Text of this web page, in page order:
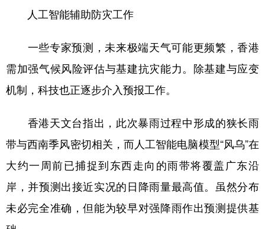
人工智能辅助防灾工作
一些专家预测，未来极端天气可能更频繁，香港
需加强气候风险评估与基建抗灾能力。除基建与应变
机制，科技也正逐步介入预报工作。
香港天文台指出，此次暴雨过程中形成的狭长雨
带与西南季风密切相关，而人工智能电脑模型“风乌”在
大约一周前已捕捉到东西走向的雨带将覆盖广东沿
岸，并预测出接近实况的日降雨量最高值。虽然分布
未必完全准确，但能为较早对强降雨作出预测提供基